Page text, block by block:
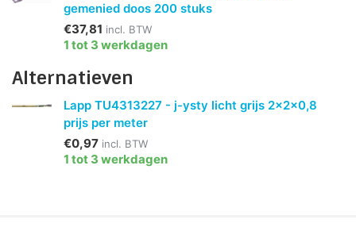
gemenied doos 200 stuks
€37,81 incl. BTW
1 tot 3 werkdagen
Alternatieven
Lapp TU4313227 - j-ysty licht grijs 2x2x0,8
prijs per meter
€0,97 incl. BTW
1 tot 3 werkdagen